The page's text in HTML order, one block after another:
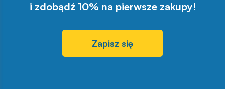
i zdobądź 10% na pierwsze zakupy!
Zapisz się